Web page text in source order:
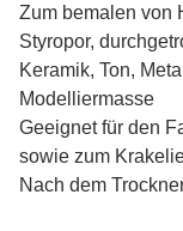
Zum bemalen von
Styropor,
Keramik, Ton,
Modelliermasse
Geeignet für den
sowie zum
Nach dem